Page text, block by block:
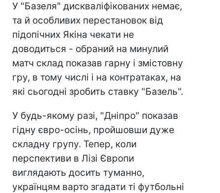
У "Базеля" дискваліфікованих немає,
та й особливих перестановок від
підопічних Якіна чекати не
доводиться - обраний на минулий
матч склад показав гарну і змістовну
гру, в тому числі і на контратаках, на
які сьогодні зробить ставку "Базель".
У будь-якому разі, "Дніпро" показав
гідну євро-осінь, пройшовши дуже
складну групу. Тепер, коли
перспективи в Лізі Європи
виглядають досить туманно,
українцям варто згадати ті футбольні